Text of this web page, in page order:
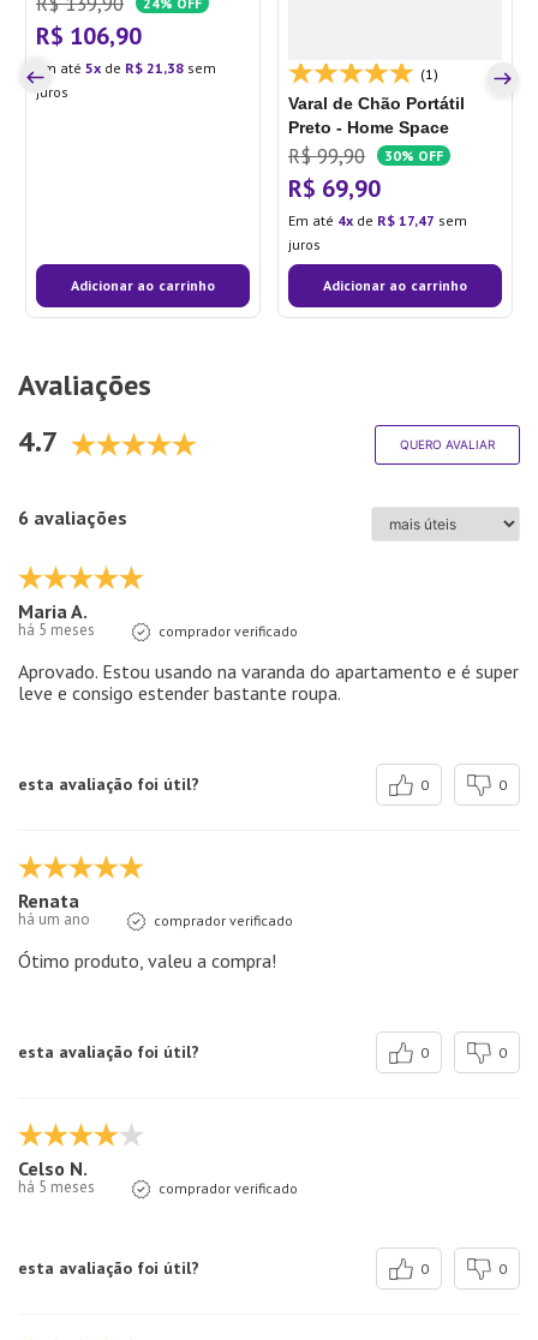
R$ 106,90
Em até 5 de R$ 21,38 sem
juros
Adicionar ao carrinho
(1)
Varal de Chão Portátil
Preto - Home Space
R$ 99,90 30% OFF
R$ 69,90
Em até 4 de R$ 17,47 sem
juros
Adicionar ao carrinho
Avaliações
4.7
QUERO AVALIAR
6 avaliações
Maria A.
há 5 meses comprador verificado
Aprovado. Estou usando na varanda do apartamento e é super
leve e consigo estender bastante roupa.
esta avaliação foi útil? 0 0
Renata
há um ano comprador verificado
Ótimo produto, valeu a compra!
esta avaliação foi útil? 0 0
Celso N.
há 5 meses comprador verificado
esta avaliação foi útil? 0 0